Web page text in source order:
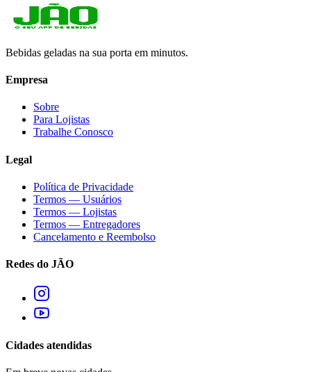
Bebidas geladas na sua porta em minutos.
Empresa
Sobre
Para Lojistas
Trabalhe Conosco
Legal
Política de Privacidade
Termos — Usuários
Termos — Lojistas
Termos — Entregadores
Cancelamento e Reembolso
Redes do JÃO
Cidades atendidas